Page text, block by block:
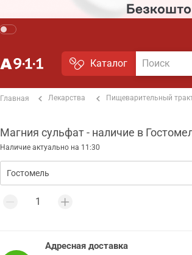
Каталог
Главная Лекарства Пищеварительный
Магния сульфат - наличие в
Наличие актуально на 11:30
Адресная доставка